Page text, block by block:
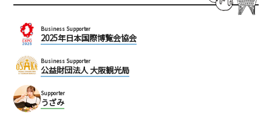
Business Supporter
2025年日本国際博覧会協会
Business Supporter
公益財団法人 大阪観光局
Supporter
うざみ